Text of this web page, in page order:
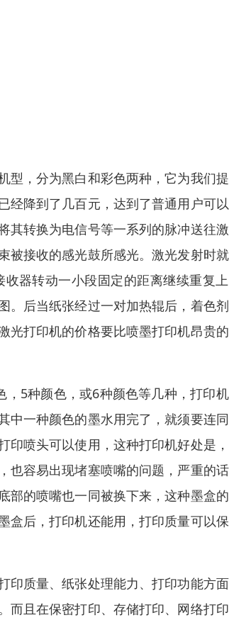
型，分为黑白和彩色两种，它为我们
经降到了几百元，达到了普通用户可
其转换为电信号等一系列的脉冲送往
被接收的感光鼓所感光。激光发射时
器转动一小段固定的距离继续重复
。后当纸张经过一对加热辊后，着色
光打印机的价格要比喷墨打印机昂贵
5种颜色，或6种颜色等几种，打印
中一种颜色的墨水用完了，就须要连
印喷头可以使用，这种打印机好处是
也容易出现堵塞喷嘴的问题，严重的
部的喷嘴也一同被换下来，这种墨盒
盒后，打印机还能用，打印质量可以
印质量、纸张处理能力、打印功能方
而且在保密打印、存储打印、网络打